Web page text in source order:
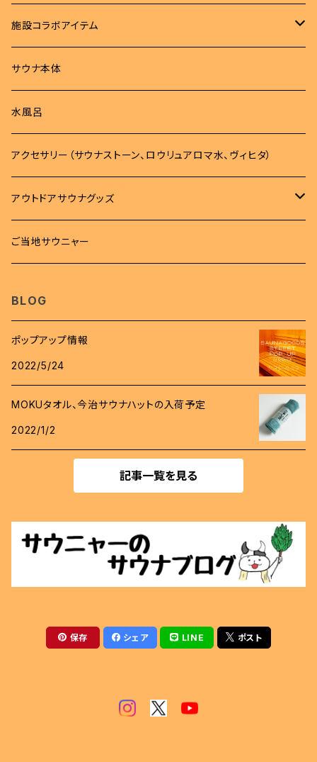
アパレル
Tシャツ
ロンT
サウナハット
サウナマット
バッグ
バッグ
サコッシュ
タオル
MOKUタオル
雑貨
キーホルダー
バッジ
ワッペン
ぬいぐるみ
施設コラボアイテム
Tシャツ
サウナハット
タオル
雑貨
サウナマット
サウナ本体
水風呂
アクセサリー（サウナストーン、ロウリュアロマ水、ヴィヒタ）
アウトドアサウナグッズ
柄杓
斧
テントサウナ
サウナベンチ
火ばさみ
ご当地サウニャー
BLOG
ポップアップ情報
2022/5/24
MOKUタオル、今治サウナハットの入荷予定
2022/1/2
記事一覧を見る
保存 シェア LINE ポスト